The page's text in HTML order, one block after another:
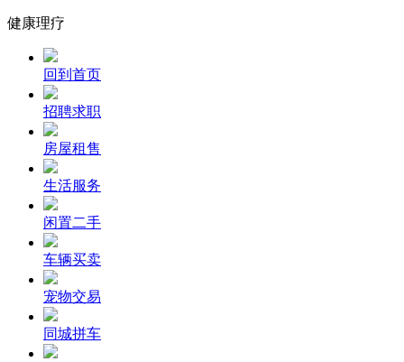
健康理疗
回到首页
招聘求职
房屋租售
生活服务
闲置二手
车辆买卖
宠物交易
同城拼车